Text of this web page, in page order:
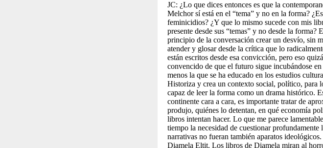
JC: ¿Lo que dices entonces es que la
Melchor sí está en el “tema” y no en la forma?
feminicidios? ¿Y que lo mismo sucede con mis
presente desde sus “temas” y no desde la
principio de la conversación crear un desvío, sin
atender y glosar desde la crítica que lo
están escritos desde esa convicción, pero eso
convencido de que el futuro sigue incubándose
menos la que se ha educado en los estudios
Historiza y crea un contexto social, político, para
capaz de leer la forma como un drama histórico.
continente cara a cara, es importante tratar de
produjo, quiénes lo detentan, en qué economía
libros intentan hacer. Lo que me parece
tiempo la necesidad de cuestionar
narrativas no fueran también aparatos
Diamela Eltit. Los libros de Diamela miran al